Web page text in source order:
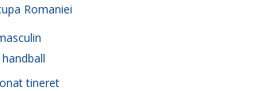
Romaniei
tineret